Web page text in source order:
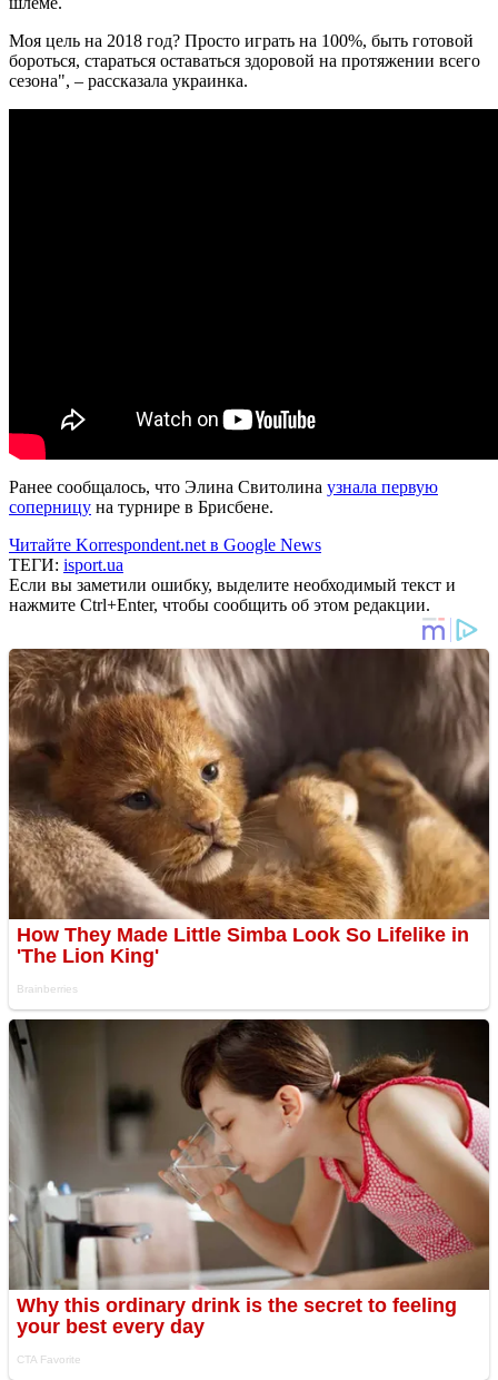
Моя цель на 2018 год? Просто играть на 100%, быть готовой
бороться, стараться оставаться здоровой на протяжении всего
сезона", – рассказала украинка.
Ранее сообщалось, что Элина Свитолина узнала первую
соперницу на турнире в Брисбене.
Читайте Korrespondent.net в Google News
ТЕГИ: isport.ua
Если вы заметили ошибку, выделите необходимый текст и
нажмите Ctrl+Enter, чтобы сообщить об этом редакции.